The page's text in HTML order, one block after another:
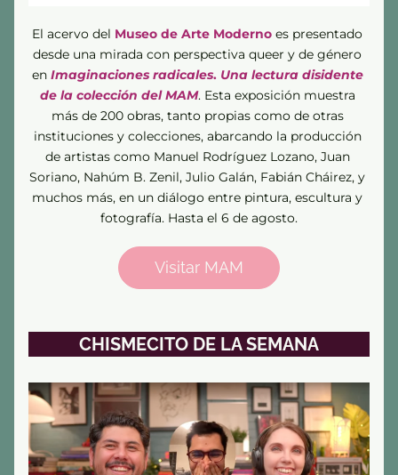
El acervo del Museo de Arte Moderno es presentado
desde una mirada con perspectiva queer y de género
en Imaginaciones radicales. Una lectura disidente
de la colección del MAM. Esta exposición muestra
más de 200 obras, tanto propias como de otras
instituciones y colecciones, abarcando la producción
de artistas como Manuel Rodríguez Lozano, Juan
Soriano, Nahúm B. Zenil, Julio Galán, Fabián Cháirez, y
muchos más, en un diálogo entre pintura, escultura y
fotografía. Hasta el 6 de agosto.
Visitar MAM
CHISMECITO DE LA SEMANA